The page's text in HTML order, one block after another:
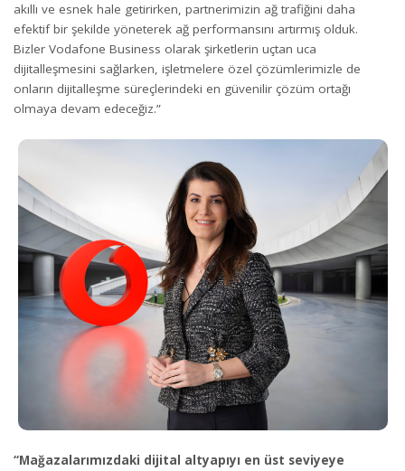
akıllı ve esnek hale getirirken, partnerimizin ağ trafiğini daha
efektif bir şekilde yöneterek ağ performansını artırmış olduk.
Bizler Vodafone Business olarak şirketlerin uçtan uca
dijitalleşmesini sağlarken, işletmelere özel çözümlerimizle de
onların dijitalleşme süreçlerindeki en güvenilir çözüm ortağı
olmaya devam edeceğiz.”
“Mağazalarımızdaki dijital altyapıyı en üst seviyeye